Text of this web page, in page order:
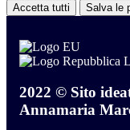
Accetta tutti Salva le
2022 © Sito
Annamaria